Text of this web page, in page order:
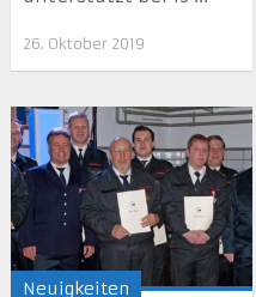
26. Oktober 2019
Neuigkeiten